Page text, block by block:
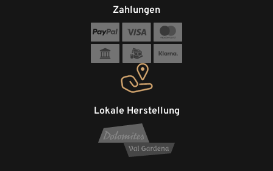
Lokale Herstellung
Zahlungen